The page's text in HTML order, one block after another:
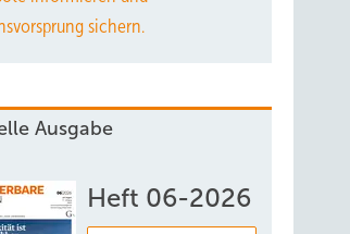
sichern.
Ausgabe
Heft 06-2026